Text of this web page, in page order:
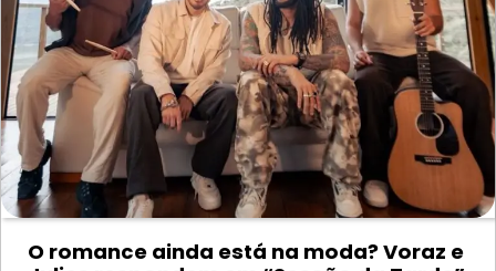
O romance ainda está na moda? Voraz e